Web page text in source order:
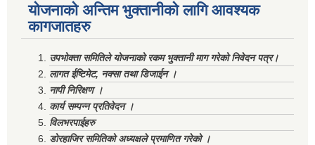
योजनाको अन्तिम भुक्तानीको लागि आवश्यक
कागजातहरु
उपभोक्ता समितिले योजनाको रकम भुक्तानी माग गरेको निवेदन पत्र।
लागत ईष्टिमेट, नक्सा तथा डिजाईन ।
नापी निरिक्षण ।
कार्य सम्पन्न प्रतिवेदन ।
विलभरपाईहरु
डोरहाजिर समितिको अध्यक्षले प्रमाणित गरेको ।